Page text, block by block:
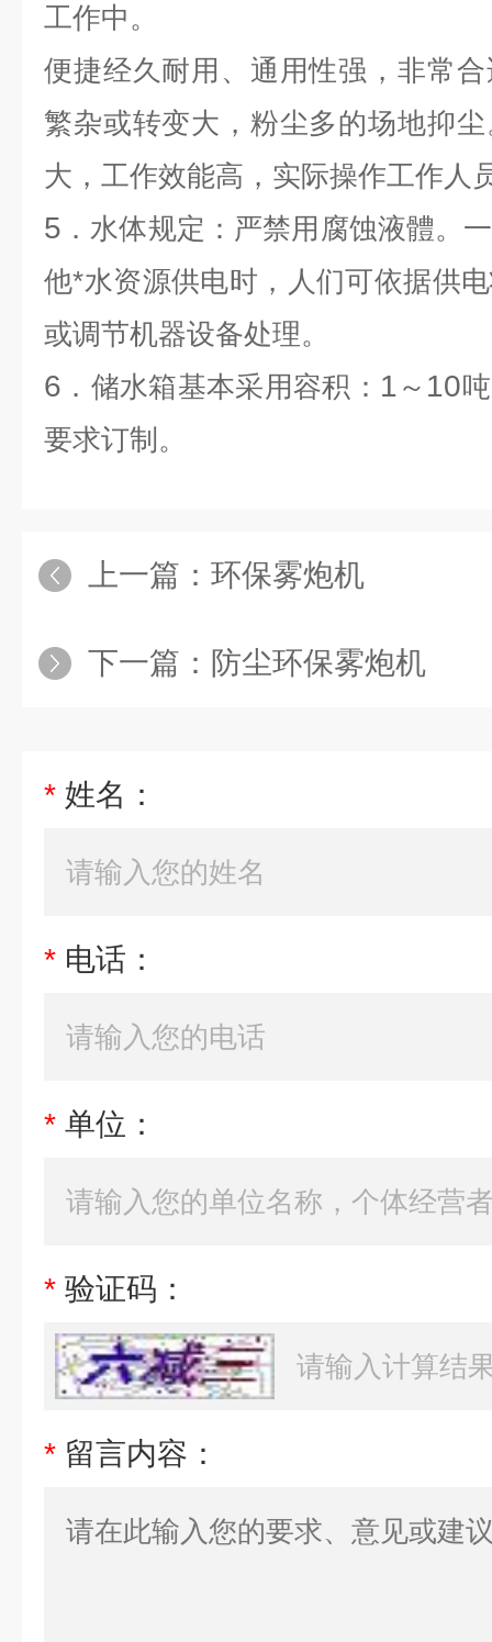
工作中。
便捷经久耐用、通用性强，非常
繁杂或转变大，粉尘多的场地抑
大，工作效能高，实际操作工作人
5 ．水体规定：严禁用腐蚀液體。
他*水资源供电时，人们可依据供
或调节机器设备处理。
6 ．储水箱基本采用容积： 1 ～ 10
要求订制。
上一篇： 环保雾炮机
下一篇： 防尘环保雾炮机
* 姓名：
* 电话：
* 单位：
* 验证码：
* 留言内容：